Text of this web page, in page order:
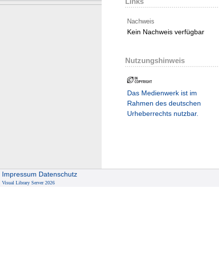
Nachweis
Kein Nachweis verfügbar
Nutzungshinweis
Das Medienwerk ist im
Rahmen des deutschen
Urheberrechts nutzbar.
Impressum Datenschutz
Visual Library Server 2026